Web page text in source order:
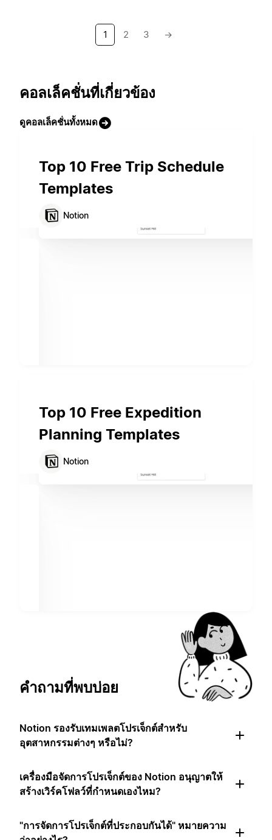
1 2 3 →
คอลเล็คชั่นที่เกี่ยวข้อง
ดูคอลเล็คชั่นทั้งหมด
Top 10 Free Trip Schedule
Templates
Notion
Top 10 Free Expedition
Planning Templates
Notion
คำถามที่พบบ่อย
Notion รองรับเทมเพลตโปรเจ็กต์สำหรับ
อุตสาหกรรมต่างๆ หรือไม่?
เครื่องมือจัดการโปรเจ็กต์ของ Notion อนุญาตให้
สร้างเวิร์คโฟลว์ที่กำหนดเองไหม?
"การจัดการโปรเจ็กต์ที่ประกอบกันได้" หมายความ